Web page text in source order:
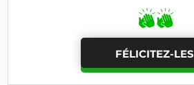
FÉLICITEZ-LES